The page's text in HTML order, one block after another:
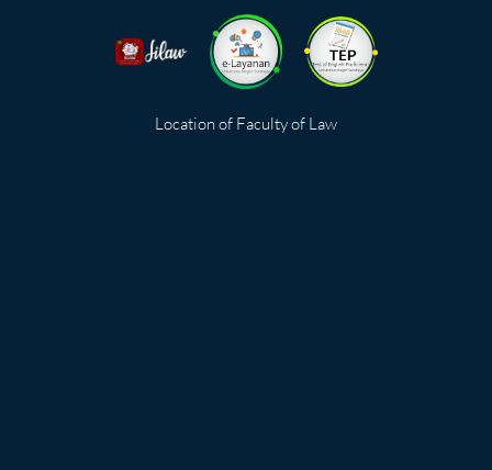
Location of Faculty of Law